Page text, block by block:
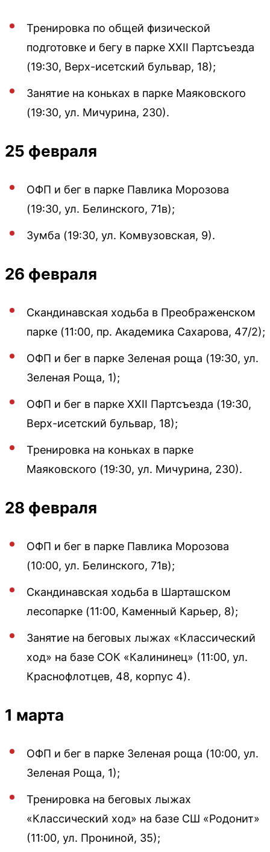
Тренировка по общей физической
подготовке и бегу в парке XXII Партсъезда
(19:30, Верх-исетский бульвар, 18);
Занятие на коньках в парке Маяковского
(19:30, ул. Мичурина, 230).
25 февраля
ОФП и бег в парке Павлика Морозова
(19:30, ул. Белинского, 71в);
Зумба (19:30, ул. Комвузовская, 9).
26 февраля
Скандинавская ходьба в Преображенском
парке (11:00, пр. Академика Сахарова, 47/2);
ОФП и бег в парке Зеленая роща (19:30, ул.
Зеленая Роща, 1);
ОФП и бег в парке XXII Партсъезда (19:30,
Верх-исетский бульвар, 18);
Тренировка на коньках в парке
Маяковского (19:30, ул. Мичурина, 230).
28 февраля
ОФП и бег в парке Павлика Морозова
(10:00, ул. Белинского, 71в);
Скандинавская ходьба в Шарташском
лесопарке (11:00, Каменный Карьер, 8);
Занятие на беговых лыжах «Классический
ход» на базе СОК «Калининец» (11:00, ул.
Краснофлотцев, 48, корпус 4).
1 марта
ОФП и бег в парке Зеленая роща (10:00, ул.
Зеленая Роща, 1);
Тренировка на беговых лыжах
«Классический ход» на базе СШ «Родонит»
(11:00, ул. Прониной, 35);